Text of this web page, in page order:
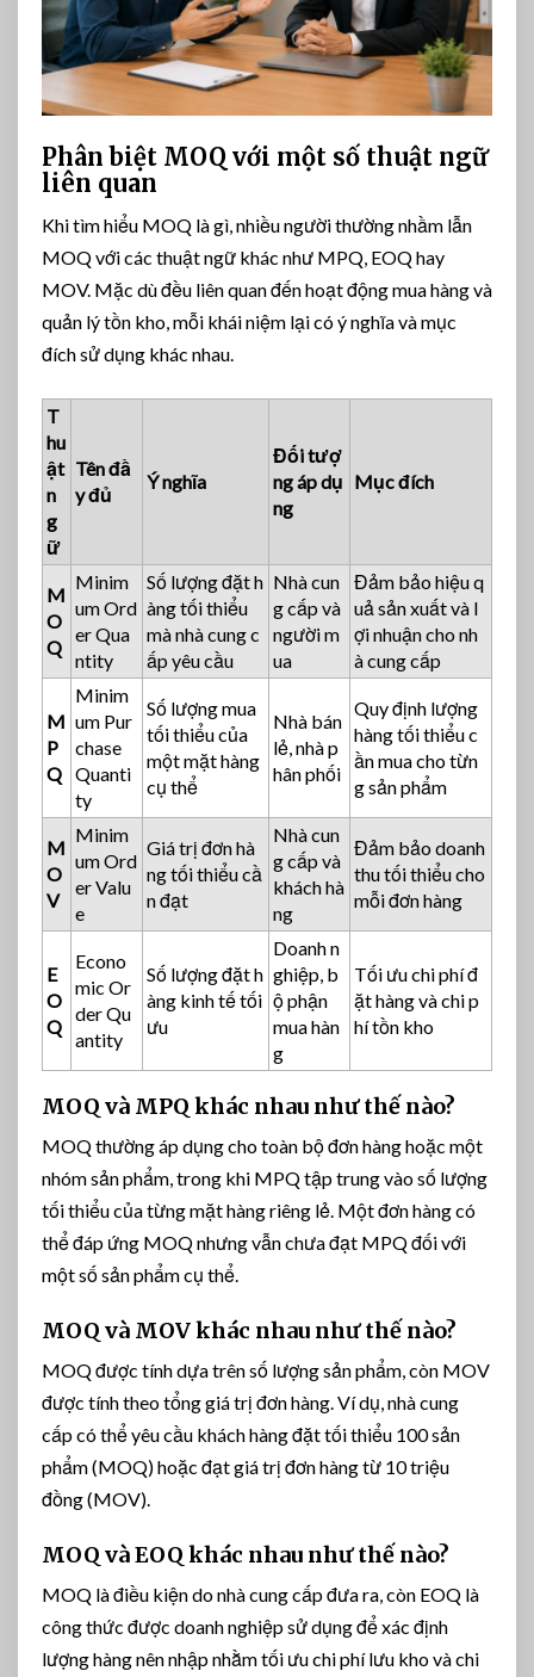
Phân biệt MOQ với một số thuật ngữ
liên quan
Khi tìm hiểu MOQ là gì, nhiều người thường nhầm lẫn
MOQ với các thuật ngữ khác như MPQ, EOQ hay
MOV. Mặc dù đều liên quan đến hoạt động mua hàng và
quản lý tồn kho, mỗi khái niệm lại có ý nghĩa và mục
đích sử dụng khác nhau.
T
hu
ật
n
g
ữ
Tên đầ
y đủ
Ý nghĩa
Đối tượ
ng áp dụ
ng
Mục đích
M
O
Q
Minim
um Ord
er Qua
ntity
Số lượng đặt h
àng tối thiểu
mà nhà cung c
ấp yêu cầu
Nhà cun
g cấp và
người m
ua
Đảm bảo hiệu q
uả sản xuất và l
ợi nhuận cho nh
à cung cấp
M
P
Q
Minim
um Pur
chase
Quanti
ty
Số lượng mua
tối thiểu của
một mặt hàng
cụ thể
Nhà bán
lẻ, nhà p
hân phối
Quy định lượng
hàng tối thiểu c
ần mua cho từn
g sản phẩm
M
O
V
Minim
um Ord
er Valu
e
Giá trị đơn hà
ng tối thiểu cầ
n đạt
Nhà cun
g cấp và
khách hà
ng
Đảm bảo doanh
thu tối thiểu cho
mỗi đơn hàng
E
O
Q
Econo
mic Or
der Qu
antity
Số lượng đặt h
àng kinh tế tối
ưu
Doanh n
ghiệp, b
ộ phận
mua hàn
g
Tối ưu chi phí đ
ặt hàng và chi p
hí tồn kho
MOQ và MPQ khác nhau như thế nào?
MOQ thường áp dụng cho toàn bộ đơn hàng hoặc một
nhóm sản phẩm, trong khi MPQ tập trung vào số lượng
tối thiểu của từng mặt hàng riêng lẻ. Một đơn hàng có
thể đáp ứng MOQ nhưng vẫn chưa đạt MPQ đối với
một số sản phẩm cụ thể.
MOQ và MOV khác nhau như thế nào?
MOQ được tính dựa trên số lượng sản phẩm, còn MOV
được tính theo tổng giá trị đơn hàng. Ví dụ, nhà cung
cấp có thể yêu cầu khách hàng đặt tối thiểu 100 sản
phẩm (MOQ) hoặc đạt giá trị đơn hàng từ 10 triệu
đồng (MOV).
MOQ và EOQ khác nhau như thế nào?
MOQ là điều kiện do nhà cung cấp đưa ra, còn EOQ là
công thức được doanh nghiệp sử dụng để xác định
lượng hàng nên nhập nhằm tối ưu chi phí lưu kho và chi